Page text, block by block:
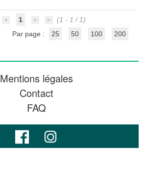
1
(1 - 1 / 1)
Par page :
25 50 100 200
Mentions légales
Contact
FAQ